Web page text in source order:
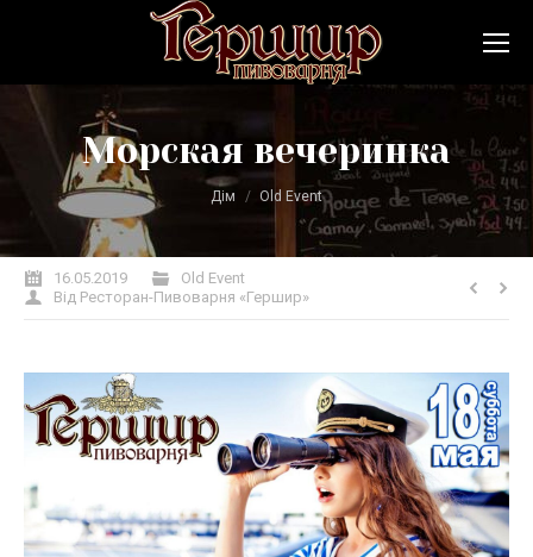
Морская вечеринка
Ви тут: Дім Old Event
16.05.2019
Old Event
Від Ресторан-Пивоварня «Гершир»